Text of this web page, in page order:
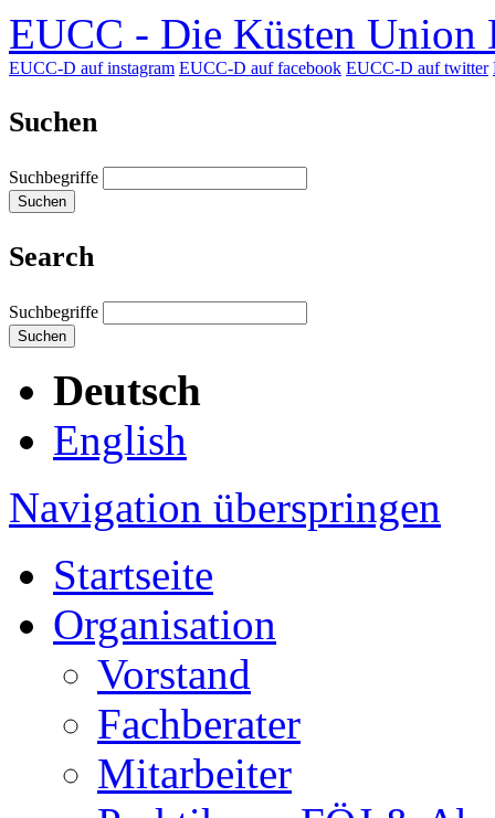
EUCC - Die Küsten Union
EUCC-D auf instagram EUCC-D auf facebook EUCC-D auf twitter
Suchen
Suchbegriffe
Suchen
Search
Suchbegriffe
Suchen
Deutsch
English
Navigation überspringen
Startseite
Organisation
Vorstand
Fachberater
Mitarbeiter